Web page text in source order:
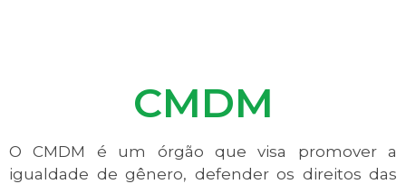
CMDM
O CMDM é um órgão que visa promover a
igualdade de gênero, defender os direitos das